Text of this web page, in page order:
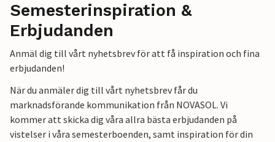
Semesterinspiration &
Erbjudanden
Anmäl dig till vårt nyhetsbrev för att få inspiration och fina
erbjudanden!
När du anmäler dig till vårt nyhetsbrev får du
marknadsförande kommunikation från NOVASOL. Vi
kommer att skicka dig våra allra bästa erbjudanden på
vistelser i våra semesterboenden, samt inspiration för din